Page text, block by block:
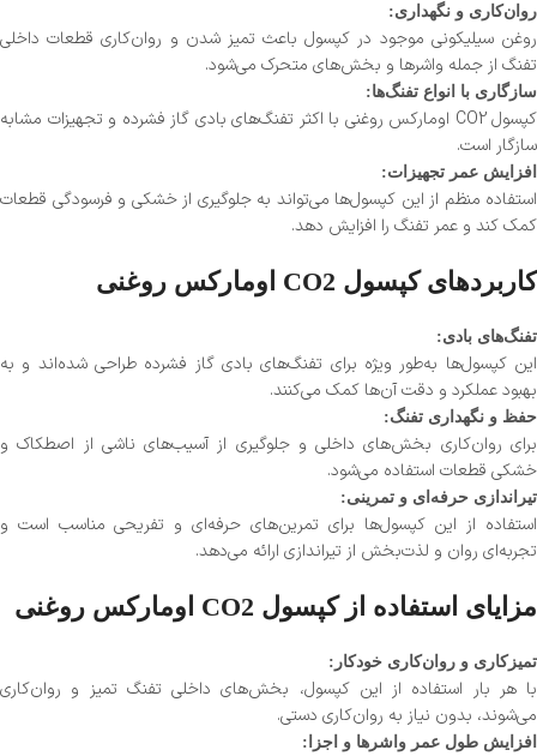
روان‌کاری و نگهداری:
روغن سیلیکونی موجود در کپسول باعث تمیز شدن و روان‌کاری قطعات داخلی
تفنگ از جمله واشرها و بخش‌های متحرک می‌شود.
سازگاری با انواع تفنگ‌ها:
کپسول CO2 اومارکس روغنی با اکثر تفنگ‌های بادی گاز فشرده و تجهیزات مشابه
سازگار است.
افزایش عمر تجهیزات:
استفاده منظم از این کپسول‌ها می‌تواند به جلوگیری از خشکی و فرسودگی قطعات
کمک کند و عمر تفنگ را افزایش دهد.
کاربردهای کپسول CO2 اومارکس روغنی
تفنگ‌های بادی:
این کپسول‌ها به‌طور ویژه برای تفنگ‌های بادی گاز فشرده طراحی شده‌اند و به
بهبود عملکرد و دقت آن‌ها کمک می‌کنند.
حفظ و نگهداری تفنگ:
برای روان‌کاری بخش‌های داخلی و جلوگیری از آسیب‌های ناشی از اصطکاک و
خشکی قطعات استفاده می‌شود.
تیراندازی حرفه‌ای و تمرینی:
استفاده از این کپسول‌ها برای تمرین‌های حرفه‌ای و تفریحی مناسب است و
تجربه‌ای روان و لذت‌بخش از تیراندازی ارائه می‌دهد.
مزایای استفاده از کپسول CO2 اومارکس روغنی
تمیزکاری و روان‌کاری خودکار:
با هر بار استفاده از این کپسول، بخش‌های داخلی تفنگ تمیز و روان‌کاری
می‌شوند، بدون نیاز به روان‌کاری دستی.
افزایش طول عمر واشرها و اجزا: